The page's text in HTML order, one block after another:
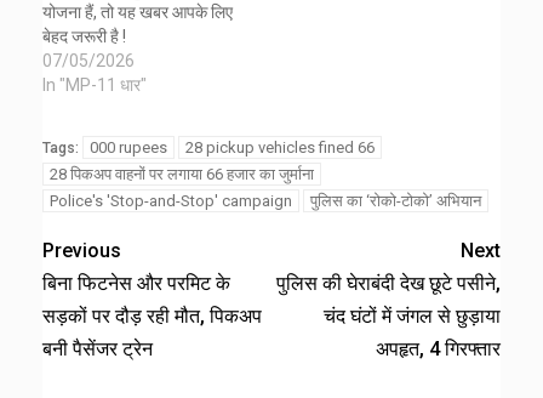
योजना हैं, तो यह खबर आपके लिए
बेहद जरूरी है !
07/05/2026
In "MP-11 धार"
Tags: 000 rupees
28 pickup vehicles fined 66
28 पिकअप वाहनों पर लगाया 66 हजार का जुर्माना
Police's 'Stop-and-Stop' campaign
पुलिस का ‘रोको-टोको’ अभियान
Previous
बिना फिटनेस और परमिट के
सड़कों पर दौड़ रही मौत, पिकअप
बनी पैसेंजर ट्रेन
Next
पुलिस की घेराबंदी देख छूटे पसीने,
चंद घंटों में जंगल से छुड़ाया
अपहृत, 4 गिरफ्तार